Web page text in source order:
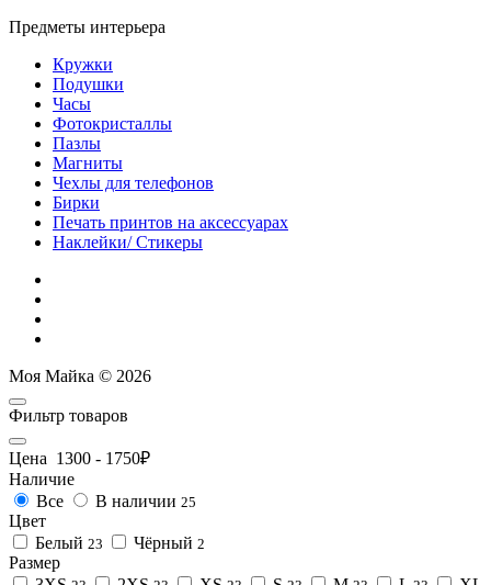
Предметы интерьера
Кружки
Подушки
Часы
Фотокристаллы
Пазлы
Магниты
Чехлы для телефонов
Бирки
Печать принтов на аксессуарах
Наклейки/ Стикеры
Моя Майка © 2026
Фильтр товаров
Цена 1300 - 1750₽
Наличие
Все
В наличии 25
Цвет
Белый 23 Чёрный 2
Размер